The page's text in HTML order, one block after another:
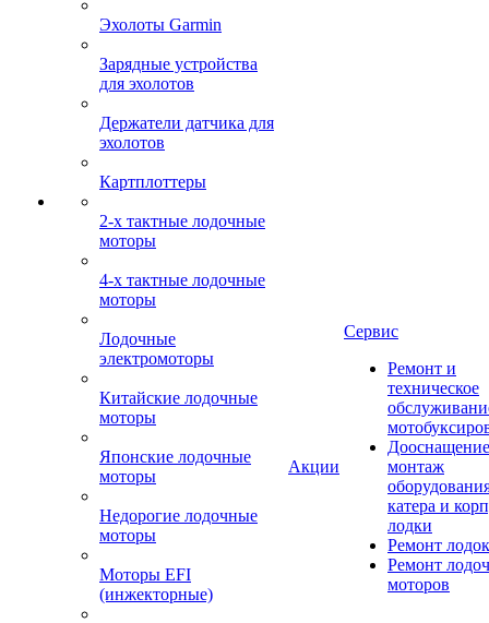
Эхолоты Garmin
Зарядные устройства
для эхолотов
Держатели датчика для
эхолотов
Картплоттеры
2-х тактные лодочные
моторы
4-х тактные лодочные
моторы
Лодочные
электромоторы
Китайские лодочные
моторы
Японские лодочные
моторы
Недорогие лодочные
моторы
Моторы EFI
(инжекторные)
Акции
Сервис
Ремонт и
техническое
монтаж
катера и
лодки
Ремонт
Ремонт
моторов